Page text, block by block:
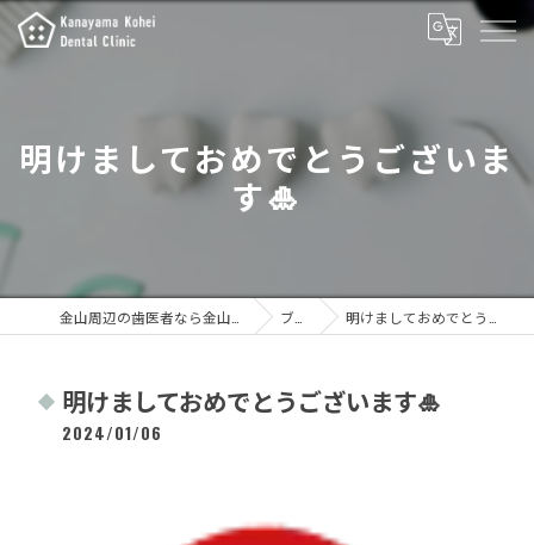
明けましておめでとうございま
す🎍
ブログ 明けましておめでとうございます🎍
明けましておめでとうございます🎍
2024/01/06